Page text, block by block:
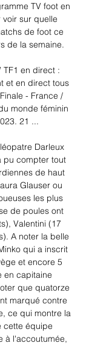
TV foot en
sur quelle
de foot ce
de la semaine.
TF1 en direct :
et en direct tous
- France /
monde féminin
21 ...
Darleux
pu compter tout
de haut
Glauser ou
les plus
de poules ont
Valentini (17
A noter la belle
qui a inscrit
et encore 5
en capitaine
que quatorze
marqué contre
ce qui montre la
cette équipe
à l'accoutumée,